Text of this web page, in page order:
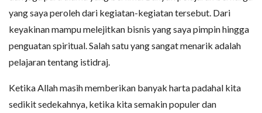
yang saya peroleh dari kegiatan-kegiatan tersebut. Dari
keyakinan mampu melejitkan bisnis yang saya pimpin hingga
penguatan spiritual. Salah satu yang sangat menarik adalah
pelajaran tentang istidraj.
Ketika Allah masih memberikan banyak harta padahal kita
sedikit sedekahnya, ketika kita semakin populer dan